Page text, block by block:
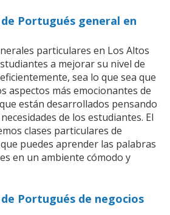
Portugués general en
particulares en Los Altos
a mejorar su nivel de
sea lo que sea que
aspectos más emocionantes de
están desarrollados pensando
de los estudiantes. El
clases particulares de
puedes aprender las palabras
en un ambiente cómodo y
Portugués de negocios